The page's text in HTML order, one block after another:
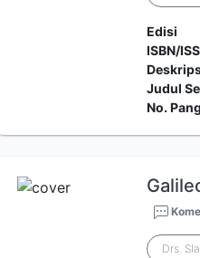
Edisi
ISBN/
Judul
No.
Drs.